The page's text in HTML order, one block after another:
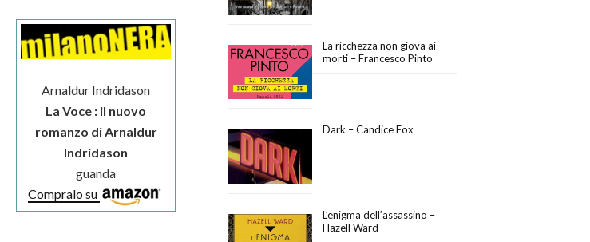
Arnaldur Indridason
La Voce : il nuovo
romanzo di Arnaldur
Indridason
guanda
Compralo su
La ricchezza non giova ai
morti – Francesco Pinto
Dark – Candice Fox
L’enigma dell’assassino –
Hazell Ward